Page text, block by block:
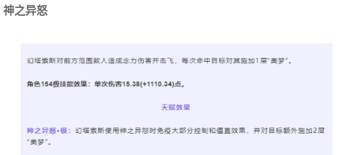
神之异怒